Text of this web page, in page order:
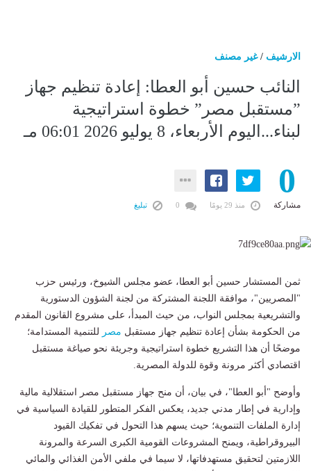
الارشيف /غير مصنف
النائب حسين أبو العطا: إعادة تنظيم جهاز
”مستقبل مصر” خطوة استراتيجية
لبناء...اليوم الأربعاء، 8 يوليو 2026 06:01 مـ
0
مشاركة منذ 29 يومًا تبليغ
ثمن المستشار حسين أبو العطا، عضو مجلس الشيوخ، ورئيس حزب
"المصريين"، موافقة اللجنة المشتركة من لجنة الشؤون الدستورية
والتشريعية بمجلس النواب، من حيث المبدأ، على مشروع القانون المقدم
من الحكومة بشأن إعادة تنظيم جهاز مستقبل مصر للتنمية المستدامة؛
موضحًا أن هذا التشريع خطوة استراتيجية وجريئة نحو صياغة مستقبل
اقتصادي أكثر مرونة وقوة للدولة المصرية.
​وأوضح "أبو العطا"، في بيان، أن منح جهاز مستقبل مصر استقلالية مالية
وإدارية في إطار مدني جديد، يعكس الفكر المتطور للقيادة السياسية في
إدارة الملفات التنموية؛ حيث يسهم هذا التحول في تفكيك القيود
البيروقراطية، ويمنح المشروعات القومية الكبرى السرعة والمرونة
اللازمتين لتحقيق مستهدفاتها، لا سيما في ملفي الأمن الغذائي والمائي